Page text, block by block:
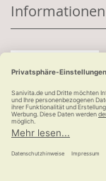
Informationen
Kauf auf